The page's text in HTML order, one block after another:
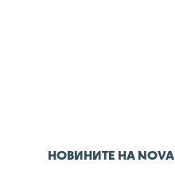
НОВИНИТЕ НА NOVA